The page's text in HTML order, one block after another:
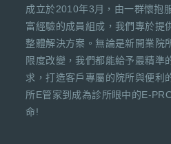
成立於2010年3月，由一群懷抱
富經驗的成員組成，我們專於提
整體解決方案。無論是新開業院
限度改變，我們都能給予最精準
求，打造客戶專屬的院所與便利
所E管家到成為診所眼中的E-
命!